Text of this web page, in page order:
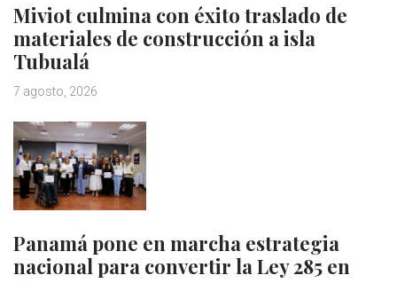
Miviot culmina con éxito traslado de
materiales de construcción a isla
Tubualá
7 agosto, 2026
Panamá pone en marcha estrategia
nacional para convertir la Ley 285 en